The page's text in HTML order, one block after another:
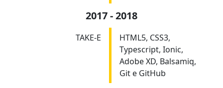
2017 - 2018
TAKE-E
HTML5, CSS3,
Typescript, Ionic,
Adobe XD, Balsamiq,
Git e GitHub